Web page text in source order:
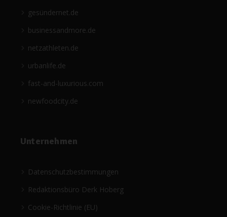
gesündernet.de
businessandmore.de
netzathleten.de
urbanlife.de
fast-and-luxurious.com
newfoodcity.de
Unternehmen
Datenschutzbestimmungen
Redaktionsbüro Derk Hoberg
Cookie-Richtlinie (EU)